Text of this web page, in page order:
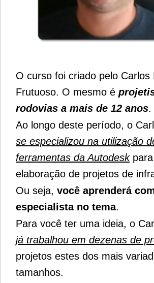
O curso foi criado pelo Carlos
Frutuoso. O mesmo é
rodovias a mais de 12 anos.
Ao longo deste período, o
se especializou na utilização
ferramentas da Autodesk
elaboração de projetos de
Ou seja, você aprenderá
especialista no tema.
Para você ter uma ideia, o
já trabalhou em dezenas de
projetos estes dos mais
tamanhos.